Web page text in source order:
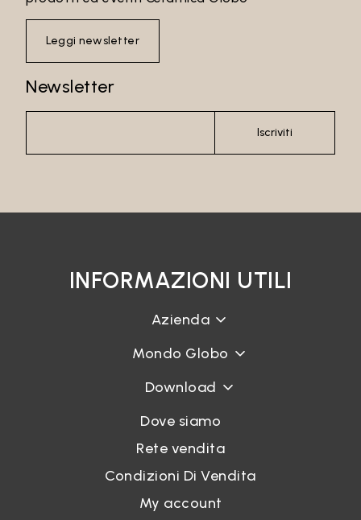
Leggi newsletter
Newsletter
Iscriviti
INFORMAZIONI UTILI
Azienda
Mondo Globo
Download
Dove siamo
Rete vendita
Condizioni Di Vendita
My account